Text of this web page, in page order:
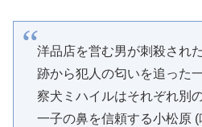
洋品店を営む男が刺殺され
跡から犯人の匂いを追った
察犬ミハイルはそれぞれ別
一子の鼻を信頼する小松原